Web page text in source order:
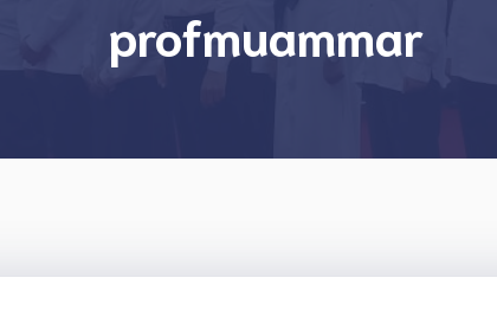
profmuammar